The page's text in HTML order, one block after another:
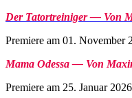
Der Tatortreiniger — Von
Premiere am 01. November
Mama Odessa — Von
Premiere am 25. Januar